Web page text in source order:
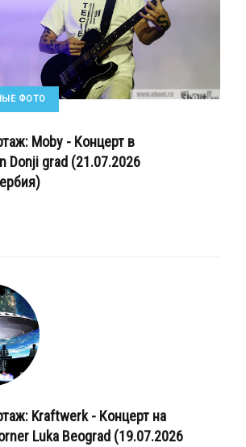
ФОТО
Moby - Концерт в
Donji grad (21.07.2026
Kraftwerk - Концерт на
Luka Beograd (19.07.2026